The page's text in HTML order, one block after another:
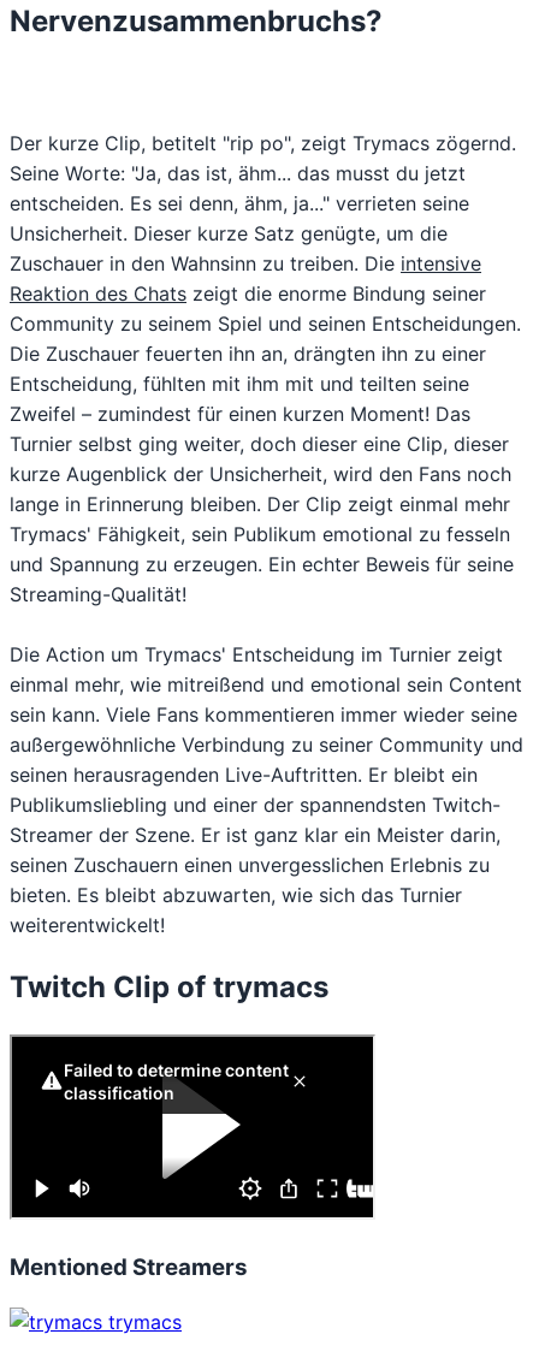
Nervenzusammenbruchs?
Der kurze Clip, betitelt "rip po", zeigt Trymacs zögernd.
Seine Worte: "Ja, das ist, ähm... das musst du jetzt
entscheiden. Es sei denn, ähm, ja..." verrieten seine
Unsicherheit. Dieser kurze Satz genügte, um die
Zuschauer in den Wahnsinn zu treiben. Die intensive
Reaktion des Chats zeigt die enorme Bindung seiner
Community zu seinem Spiel und seinen Entscheidungen.
Die Zuschauer feuerten ihn an, drängten ihn zu einer
Entscheidung, fühlten mit ihm mit und teilten seine
Zweifel – zumindest für einen kurzen Moment! Das
Turnier selbst ging weiter, doch dieser eine Clip, dieser
kurze Augenblick der Unsicherheit, wird den Fans noch
lange in Erinnerung bleiben. Der Clip zeigt einmal mehr
Trymacs' Fähigkeit, sein Publikum emotional zu fesseln
und Spannung zu erzeugen. Ein echter Beweis für seine
Streaming-Qualität!
Die Action um Trymacs' Entscheidung im Turnier zeigt
einmal mehr, wie mitreißend und emotional sein Content
sein kann. Viele Fans kommentieren immer wieder seine
außergewöhnliche Verbindung zu seiner Community und
seinen herausragenden Live-Auftritten. Er bleibt ein
Publikumsliebling und einer der spannendsten Twitch-
Streamer der Szene. Er ist ganz klar ein Meister darin,
seinen Zuschauern einen unvergesslichen Erlebnis zu
bieten. Es bleibt abzuwarten, wie sich das Turnier
weiterentwickelt!
Twitch Clip of trymacs
Mentioned Streamers
trymacs